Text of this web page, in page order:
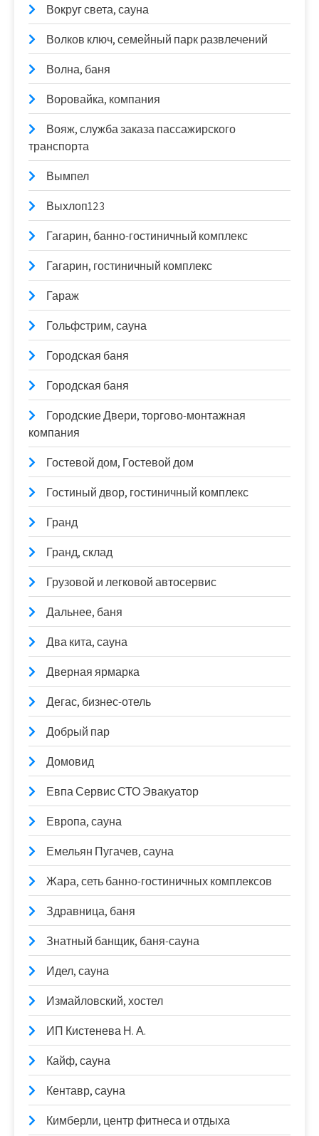
Вокруг света, сауна
Волков ключ, семейный парк развлечений
Волна, баня
Воровайка, компания
Вояж, служба заказа пассажирского
транспорта
Вымпел
Выхлоп123
Гагарин, банно-гостиничный комплекс
Гагарин, гостиничный комплекс
Гараж
Гольфстрим, сауна
Городская баня
Городская баня
Городские Двери, торгово-монтажная
компания
Гостевой дом, Гостевой дом
Гостиный двор, гостиничный комплекс
Гранд
Гранд, склад
Грузовой и легковой автосервис
Дальнее, баня
Два кита, сауна
Дверная ярмарка
Дегас, бизнес-отель
Добрый пар
Домовид
Евпа Сервис СТО Эвакуатор
Европа, сауна
Емельян Пугачев, сауна
Жара, сеть банно-гостиничных комплексов
Здравница, баня
Знатный банщик, баня-сауна
Идел, сауна
Измайловский, хостел
ИП Кистенева Н. А.
Кайф, сауна
Кентавр, сауна
Кимберли, центр фитнеса и отдыха